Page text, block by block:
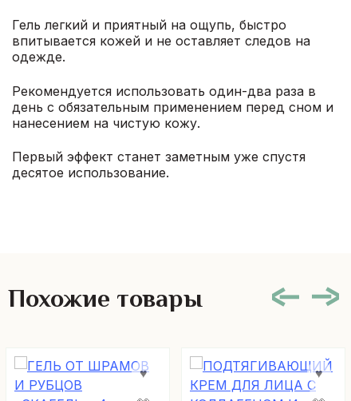
Гель легкий и приятный на ощупь, быстро
впитывается кожей и не оставляет следов на
одежде.
Рекомендуется использовать один-два раза в
день с обязательным применением перед сном и
нанесением на чистую кожу.
Первый эффект станет заметным уже спустя
десятое использование.
Похожие товары